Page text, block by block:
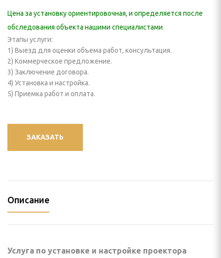
для проектора
для панелей
для панелей
Цена за установку ориентировочная, и определяется после
обследования объекта нашими специалистами
Этапы услуги:
1) Выезд для оценки объема работ, консультация.
2) Коммерческое предложение.
3) Заключение договора.
4) Установка и настройка.
5) Приемка работ и оплата.
ЗАКАЗАТЬ
Описание
Услуга по установке и настройке проектора